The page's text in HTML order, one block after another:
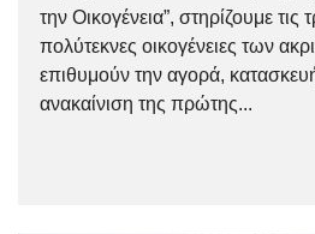
την Οικογένεια”, στηρίζουμε τις
πολύτεκνες οικογένειες των
επιθυμούν την αγορά,
ανακαίνιση της πρώτης...